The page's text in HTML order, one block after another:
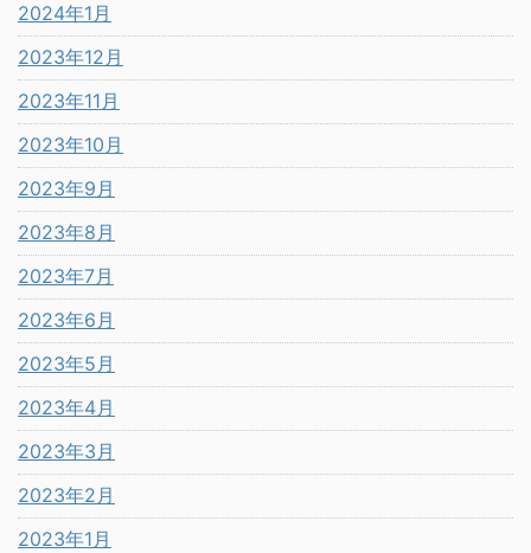
2024年1月
2023年12月
2023年11月
2023年10月
2023年9月
2023年8月
2023年7月
2023年6月
2023年5月
2023年4月
2023年3月
2023年2月
2023年1月